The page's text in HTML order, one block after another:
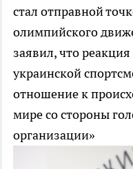
стал отправной
олимпийского
заявил, что
украинской
отношение к
мире со стороны
организации»